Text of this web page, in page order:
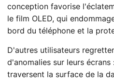
conception favorise
le film OLED, qui
bord du téléphone et la
D'autres utilisateurs
d'anomalies sur leurs écrans
traversent la surface de la